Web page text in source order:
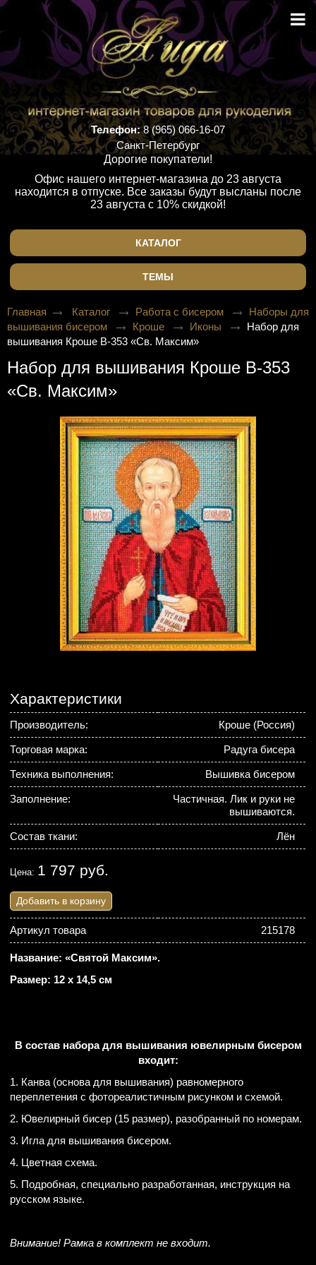
Телефон:8 (965) 066-16-07
Санкт-Петербург
Дорогие покупатели!
Офис нашего интернет-магазина до 23 августа
находится в отпуске. Все заказы будут высланы после
23 августа с 10% скидкой!
КАТАЛОГ
ТЕМЫ
Главная Каталог Работа с бисером
Наборы для
вышивания бисером
Кроше Иконы
Набор для
вышивания Кроше В-353 «Св. Максим»
Набор для вышивания Кроше В-353
«Св. Максим»
Характеристики
Производитель: Кроше (Россия)
Торговая марка: Радуга бисера
Техника выполнения: Вышивка бисером
Заполнение:
Частичная. Лик и руки не
вышиваются.
Состав ткани: Лён
Цена: 1 797 руб.
Добавить в корзину
Артикул товара 215178
Название: «Святой Максим».
Размер: 12 х 14,5 см
В состав набора для вышивания ювелирным бисером
входит:
1. Канва (основа для вышивания) равномерного
переплетения с фотореалистичным рисунком и схемой.
2. Ювелирный бисер (15 размер), разобранный по номерам.
3. Игла для вышивания бисером.
4. Цветная схема.
5. Подробная, специально разработанная, инструкция на
русском языке.
Внимание! Рамка в комплект не входит.